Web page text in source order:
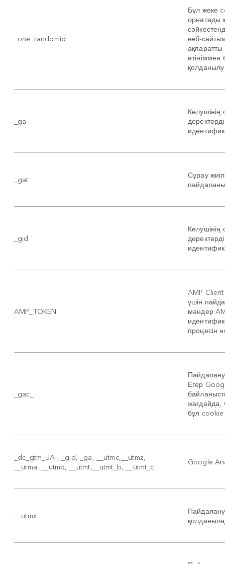
_one_randomid
Бұл жеке
орнатады
веб-
өтініммен
қолданылу
_ga
_gat
Сұрау
_gid
AMP_TOKEN
AMP
үшін
мәндер
процесін
_gac_
Егер
жағдайда,
бұл
_dc_gtm_UA-, _gid, _ga, __utmc,__utmz,
__utma, __utmb, __utmt,__utmt_b, __utmt_c
Google
__utmx